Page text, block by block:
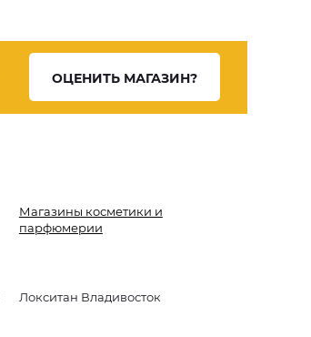
ОЦЕНИТЬ МАГАЗИН?
Магазины косметики и
парфюмерии
Локситан Владивосток